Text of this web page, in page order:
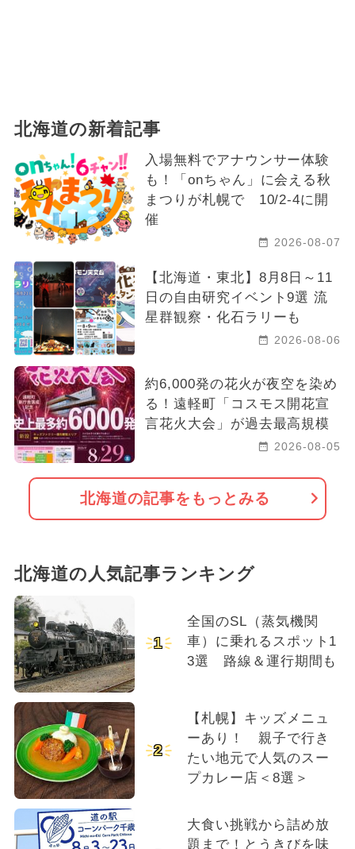
北海道の新着記事
入場無料でアナウンサー体験
も！「onちゃん」に会える秋
まつりが札幌で 10/2-4に開
催
2026-08-07
【北海道・東北】8月8日～11
日の自由研究イベント9選 流
星群観察・化石ラリーも
2026-08-06
約6,000発の花火が夜空を染め
る！遠軽町「コスモス開花宣
言花火大会」が過去最高規模
2026-08-05
北海道の記事をもっとみる
北海道の人気記事ランキング
1
全国のSL（蒸気機関
車）に乗れるスポット1
3選 路線＆運行期間も
2
【札幌】キッズメニュ
ーあり！ 親子で行き
たい地元で人気のスー
プカレー店＜8選＞
大食い挑戦から詰め放
題まで！とうきびを味